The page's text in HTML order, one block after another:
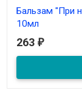
Бальзам "При
10мл
В наличии
Бальзам-спрей
263 ₽